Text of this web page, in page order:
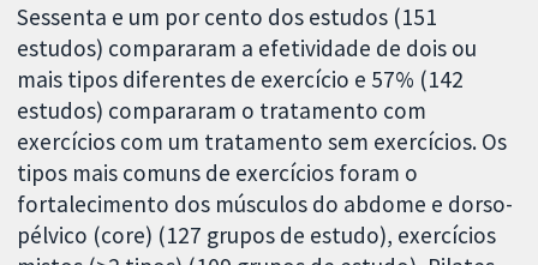
Sessenta e um por cento dos estudos (151
estudos) compararam a efetividade de dois ou
mais tipos diferentes de exercício e 57% (142
estudos) compararam o tratamento com
exercícios com um tratamento sem exercícios. Os
tipos mais comuns de exercícios foram o
fortalecimento dos músculos do abdome e dorso-
pélvico (core) (127 grupos de estudo), exercícios